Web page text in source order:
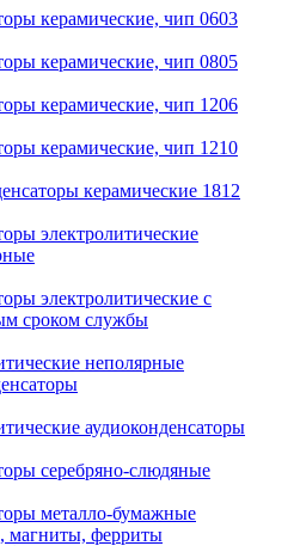
керамические, чип 0603
керамические, чип 0805
керамические, чип 1206
керамические, чип 1210
керамические 1812
электролитические
электролитические с
сроком службы
неполярные
аудиоконденсаторы
серебряно-слюдяные
металло-бумажные
магниты, ферриты